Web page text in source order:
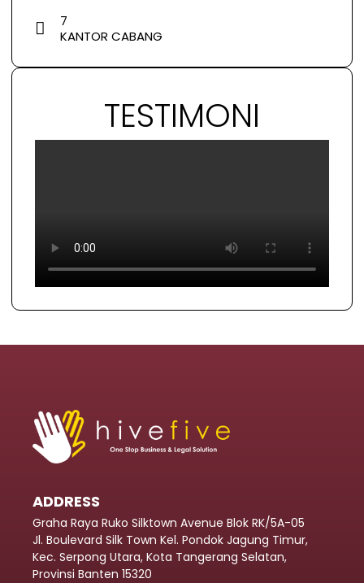
7
KANTOR CABANG
TESTIMONI
ADDRESS
Graha Raya Ruko Silktown Avenue Blok RK/5A-05
Jl. Boulevard Silk Town Kel. Pondok Jagung Timur,
Kec. Serpong Utara, Kota Tangerang Selatan,
Provinsi Banten 15320